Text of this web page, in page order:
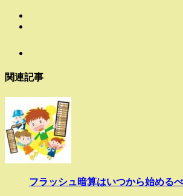
関連記事
フラッシュ暗算はいつから始める